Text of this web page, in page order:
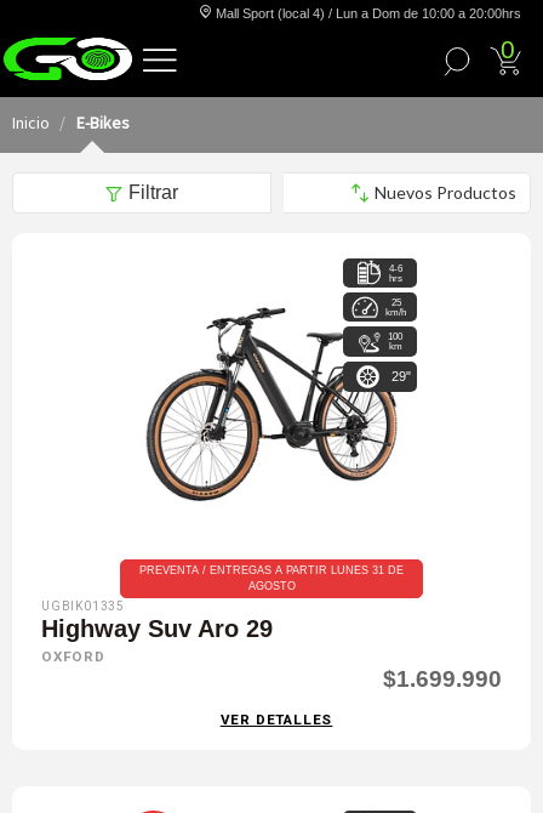
Mall Sport (local 4) / Lun a Dom de 10:00 a 20:00hrs
0
Inicio E-Bikes
Filtrar
4-6
hrs
25
km/h
100
km
29"
PREVENTA / ENTREGAS A PARTIR LUNES 31 DE
AGOSTO
UGBIK01335
Highway Suv Aro 29
OXFORD
$1.699.990
VER DETALLES